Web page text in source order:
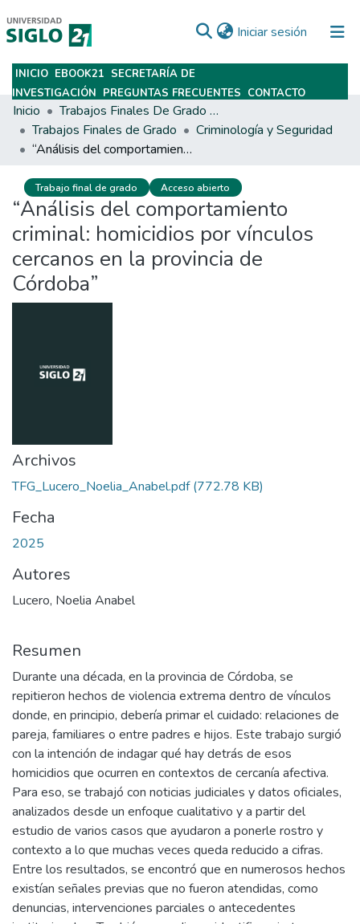
Iniciar sesión (current)
Subir
INICIO EBOOK21 SECRETARÍA DE
INVESTIGACIÓN PREGUNTAS FRECUENTES CONTACTO
Inicio
Trabajos Finales De Grado Y Posgrado
Trabajos Finales de Grado
Criminología y Seguridad
“Análisis del comportamiento criminal: homicidios por vínculos cercanos en la provincia de Córdoba”
Trabajo final de grado Acceso abierto
“Análisis del comportamiento
criminal: homicidios por vínculos
cercanos en la provincia de
Córdoba”
Archivos
TFG_Lucero_Noelia_Anabel.pdf(772.78 KB)
Fecha
2025
Autores
Lucero, Noelia Anabel
Resumen
Durante una década, en la provincia de Córdoba, se
repitieron hechos de violencia extrema dentro de vínculos
donde, en principio, debería primar el cuidado: relaciones de
pareja, familiares o entre padres e hijos. Este trabajo surgió
con la intención de indagar qué hay detrás de esos
homicidios que ocurren en contextos de cercanía afectiva.
Para eso, se trabajó con noticias judiciales y datos oficiales,
analizados desde un enfoque cualitativo y a partir del
estudio de varios casos que ayudaron a ponerle rostro y
contexto a lo que muchas veces queda reducido a cifras.
Entre los resultados, se encontró que en numerosos hechos
existían señales previas que no fueron atendidas, como
denuncias, intervenciones parciales o antecedentes